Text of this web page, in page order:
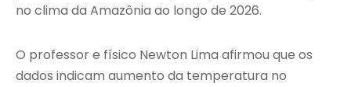
no clima da Amazônia ao longo de 2026.
O professor e físico Newton Lima afirmou que os
dados indicam aumento da temperatura no